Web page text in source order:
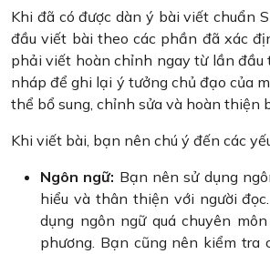
Khi đã có được dàn ý bài viết chuẩn
đầu viết bài theo các phần đã xác
phải viết hoàn chỉnh ngay từ lần đầu
nháp để ghi lại ý tưởng chủ đạo của
thể bổ sung, chỉnh sửa và hoàn thiện
Khi viết bài, bạn nên chú ý đến các
Ngôn ngữ: Bạn nên sử dụng
hiểu và thân thiện với người
dụng ngôn ngữ quá chuyên
phương. Bạn cũng nên kiểm tra